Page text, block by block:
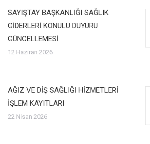
SAYIŞTAY BAŞKANLIĞI SAĞLIK
GİDERLERİ KONULU DUYURU
GÜNCELLEMESİ
12 Haziran 2026
AĞIZ VE DİŞ SAĞLIĞI HİZMETLERİ
İŞLEM KAYITLARI
22 Nisan 2026